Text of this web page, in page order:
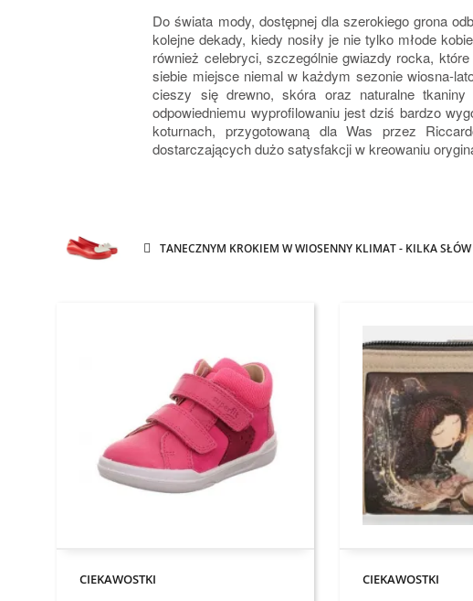
Do świata mody, dostępnej dla szerokiego grona
kolejne dekady, kiedy nosiły je nie tylko młode
również celebryci, szczególnie gwiazdy rocka,
siebie miejsce niemal w każdym sezonie wiosna-
cieszy się drewno, skóra oraz naturalne
odpowiedniemu wyprofilowaniu jest dziś bardzo
koturnach, przygotowaną dla Was przez
dostarczających dużo satysfakcji w kreowaniu
TANECZNYM KROKIEM W WIOSENNY KLIMAT - KILKA
CIEKAWOSTKI CIEKAWOSTKI